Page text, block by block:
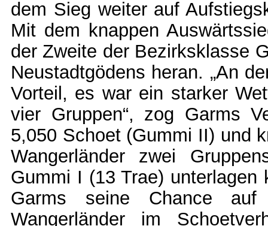
dem Sieg weiter auf
Mit dem knappen
der Zweite der Bezirksklasse
Neustadtgödens heran. „An
Vorteil, es war ein starker
vier Gruppen“, zog Garms
5,050 Schoet (Gummi II) und
Wangerländer zwei
Gummi I (13 Trae)
Garms seine Chance
Wangerländer im